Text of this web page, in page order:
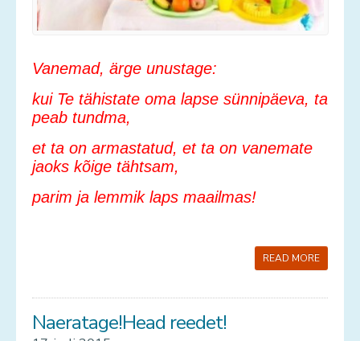
Vanemad, ärge unustage:
kui Te tähistate oma lapse sünnipäeva, ta
peab tundma,
et ta on armastatud, et ta on vanemate
jaoks kõige tähtsam,
parim ja lemmik laps maailmas!
READ MORE
Naeratage!Head reedet!